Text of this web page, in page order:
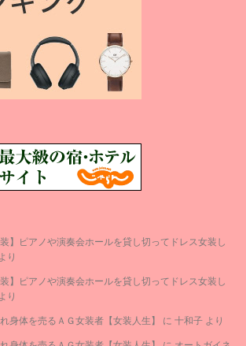
】ピアノや演奏会ホールを貸し切ってドレス女装し
り
】ピアノや演奏会ホールを貸し切ってドレス女装し
り
身体を売るＡＧ女装者【女装人生】 に 十和子 より